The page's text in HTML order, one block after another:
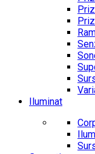
Iluminat